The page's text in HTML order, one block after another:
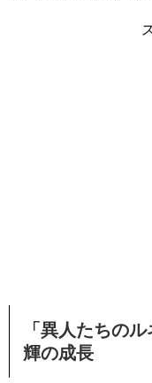
「異人たちの
輝の成長